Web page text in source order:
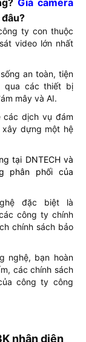
ty con thuộc
video lớn nhất
an toàn, tiện
qua các thiết bị
mây và AI.
các dịch vụ đám
dựng một hệ
tại DNTECHvà
phân phối của
đặc biệt là
công ty chính
chính sách bảo
nghệ, bạn hoàn
các chính sách
công ty công
nhận diện